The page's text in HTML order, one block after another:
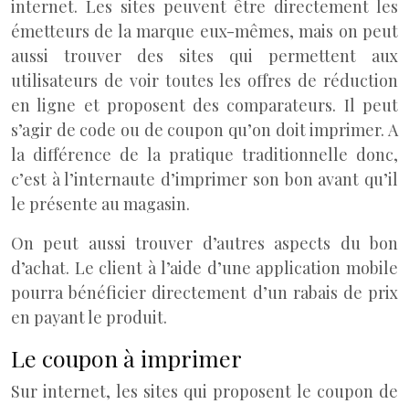
internet. Les sites peuvent être directement les
émetteurs de la marque eux-mêmes, mais on peut
aussi trouver des sites qui permettent aux
utilisateurs de voir toutes les offres de réduction
en ligne et proposent des comparateurs. Il peut
s’agir de code ou de coupon qu’on doit imprimer. A
la différence de la pratique traditionnelle donc,
c’est à l’internaute d’imprimer son bon avant qu’il
le présente au magasin.
On peut aussi trouver d’autres aspects du bon
d’achat. Le client à l’aide d’une application mobile
pourra bénéficier directement d’un rabais de prix
en payant le produit.
Le coupon à imprimer
Sur internet, les sites qui proposent le coupon de